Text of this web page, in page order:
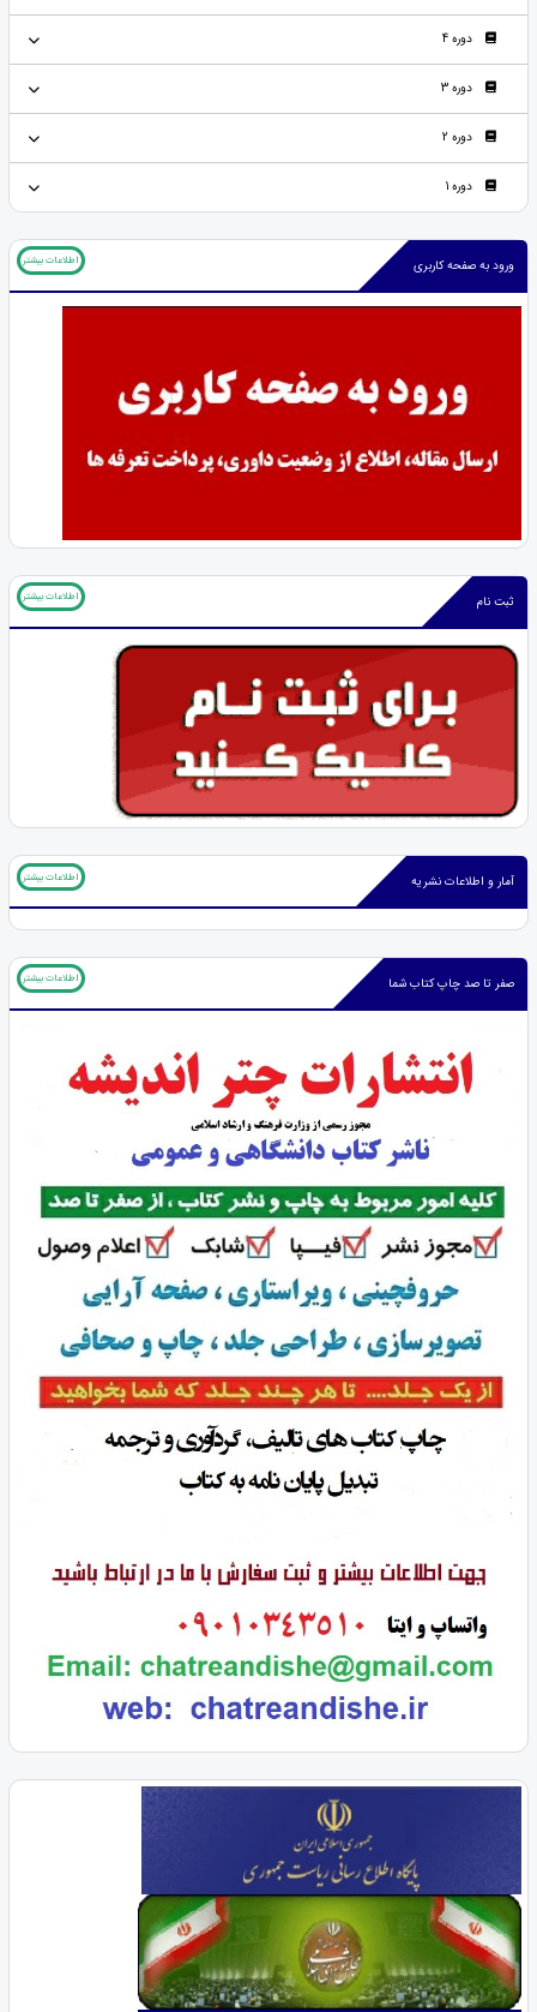
دوره 4
دوره 3
دوره 2
دوره 1
ورود به صفحه کاربری اطلاعات بیشتر
ثبت نام اطلاعات بیشتر
آمار و اطلاعات نشریه اطلاعات بیشتر
صفر تا صد چاپ کتاب شما اطلاعات بیشتر